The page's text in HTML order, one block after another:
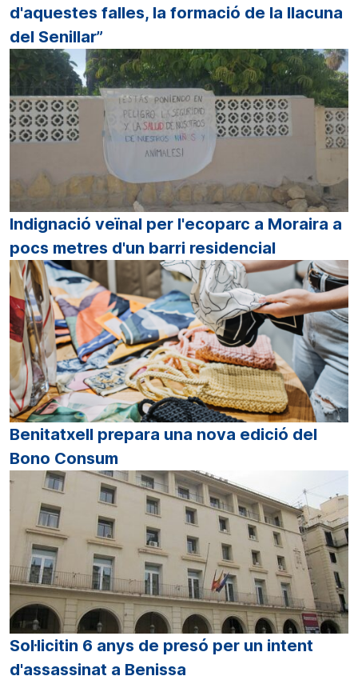
d'aquestes falles, la formació de la llacuna
del Senillar”
Indignació veïnal per l'ecoparc a Moraira a
pocs metres d'un barri residencial
Benitatxell prepara una nova edició del
Bono Consum
Sol·licitin 6 anys de presó per un intent
d'assassinat a Benissa